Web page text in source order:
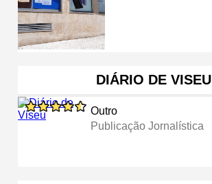
DIÁRIO DE VISEU
Outro
Publicação Jornalística